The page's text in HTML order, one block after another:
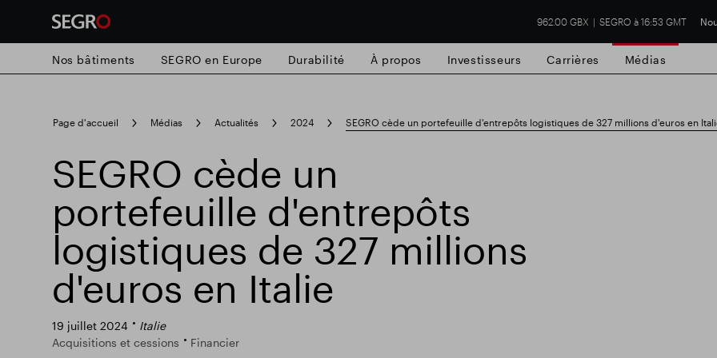
962.00 GBX SEGRO à 16:53 GMT
search
for
Recherche populaire
Responsable SEGRO Domaine commercial de Slough
Parc intelligent
Nos bâtiments SEGRO en Europe Durabilité À propos Investisseurs Carrières Médias
Page d'accueil Médias Actualités 2024 SEGRO cède un portefeuille d'entrepôts logistiques de 327 millions d'euros en
SEGRO cède un
portefeuille d'entrepôts
logistiques de 327 millions
d'euros en Italie
19 juillet 2024
Italie
Acquisitions et cessions
Financier